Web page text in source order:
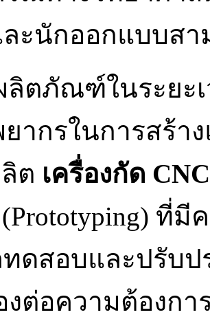
ะนักออกแบบสา
ตภัณฑ์ในระยะเ
ากรในการสร้
ต เครื่องกัด CNC
ที่
ดสอบและปรับ
ต่อความต้องกา